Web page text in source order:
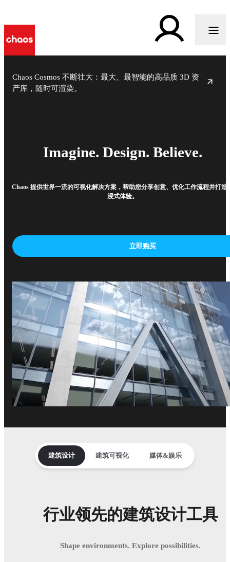
Chaos Cosmos 不断壮大：最大、最智能的高品质 3D 资
产库，随时可渲染。
Imagine. Design. Believe.
Chaos 提供世界一流的可视化解决方案，帮助您分享创意、优化工作流程并打造
浸式体验。
立即购买
建筑设计 建筑可视化 媒体&娱乐
行业领先的建筑设计工具
Shape environments. Explore possibilities.